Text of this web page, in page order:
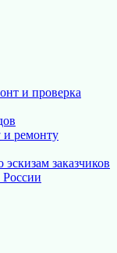
и проверка
и ремонту
заказчиков
России